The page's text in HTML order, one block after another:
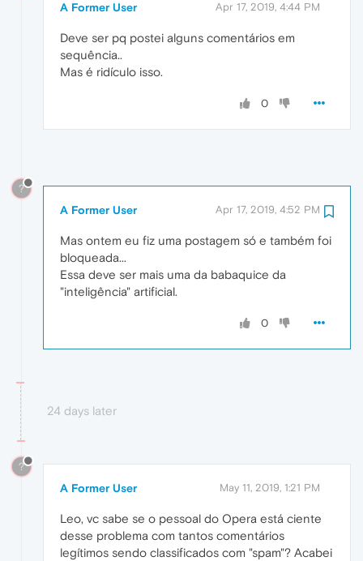
A Former User Apr 17, 2019, 4:44 PM
Deve ser pq postei alguns comentários em
sequência..
Mas é ridículo isso.
0
?
A Former User Apr 17, 2019, 4:52 PM
Mas ontem eu fiz uma postagem só e também foi
bloqueada...
Essa deve ser mais uma da babaquice da
"inteligência" artificial.
0
24 days later
?
A Former User May 11, 2019, 1:21 PM
Leo, vc sabe se o pessoal do Opera está ciente
desse problema com tantos comentários
legítimos sendo classificados com "spam"? Acabei